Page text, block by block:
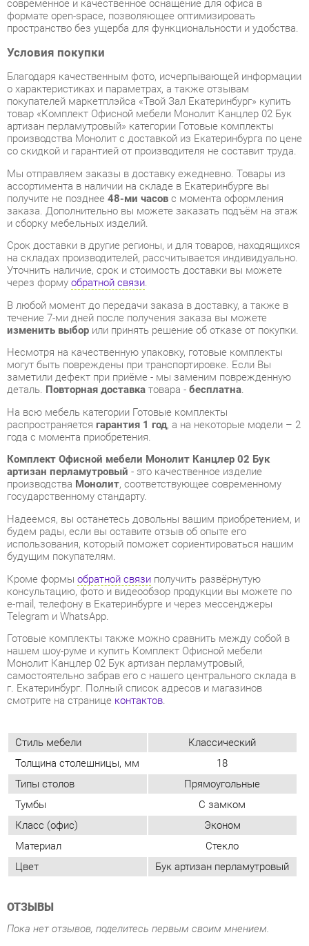
Благодаря качественным фото, исчерпывающей информации
о характеристиках и параметрах, а также отзывам
покупателей маркетплэйса «Твой Зал Екатеринбург» купить
товар «Комплект Офисной мебели Монолит Канцлер 02 Бук
артизан перламутровый» категории Готовые комплекты
производства Монолит с доставкой из Екатеринбурга по цене
со скидкой и гарантией от производителя не составит труда.
Мы отправляем заказы в доставку ежедневно. Товары из
ассортимента в наличии на складе в Екатеринбурге вы
получите не позднее48-ми часовс момента оформления
заказа. Дополнительно вы можете заказать подъём на этаж
Срок доставки в другие регионы, и для товаров, находящихся
на складах производителей, рассчитывается индивидуально.
Уточнить наличие, срок и стоимость доставки вы можете
через формуобратной связи.
В любой момент до передачи заказа в доставку, а также в
течение 7-ми дней после получения заказа вы можете
изменить выборили принять решение об отказе от покупки.
Несмотря на качественную упаковку, готовые комплекты
могут быть повреждены при транспортировке. Если Вы
заметили дефект при приёме - мы заменим поврежденную
деталь.Повторная доставкатовара -бесплатна.
На всю мебель категории Готовые комплекты
распространяетсягарантия 1 год, а на некоторые модели – 2
года с момента приобретения.
Комплект Офисной мебели Монолит Канцлер 02 Бук
производстваМонолит, соответствующее современному
государственному стандарту.
будем рады, если вы оставите отзыв об опыте его
использования, который поможет сориентироваться нашим
будущим покупателям.
Кроме формы обратной связи
консультацию, фото и видеообзор продукции вы можете по
e-mail, телефону в Екатеринбурге и через мессенджеры
Telegram и WhatsApp.
Готовые комплекты также можно сравнить между собой в
нашем шоу-руме и купить Комплект Офисной мебели
Монолит Канцлер 02 Бук артизан перламутровый,
самостоятельно забрав его с нашего центрального склада в
г. Екатеринбург. Полный список адресов и магазинов
смотрите на странице
Стиль мебели
Классический
Толщина столешницы, мм
18
Типы столов
Класс (офис)
Эконом
Материал
Стекло
Цвет Бук артизан перламутровый
ОТЗЫВЫ
Пока нет отзывов, поделитесь первым своим мнением.
ДОБАВИТЬ ОТЗЫВ
ПОХОЖИЕ ТОВАРЫ